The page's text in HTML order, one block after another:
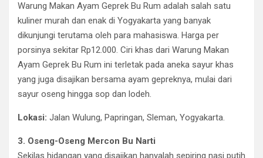
Warung Makan Ayam Geprek Bu Rum adalah salah satu
kuliner murah dan enak di Yogyakarta yang banyak
dikunjungi terutama oleh para mahasiswa. Harga per
porsinya sekitar Rp12.000. Ciri khas dari Warung Makan
Ayam Geprek Bu Rum ini terletak pada aneka sayur khas
yang juga disajikan bersama ayam gepreknya, mulai dari
sayur oseng hingga sop dan lodeh.
Lokasi: Jalan Wulung, Papringan, Sleman, Yogyakarta.
3. Oseng-Oseng Mercon Bu Narti
Sekilas hidangan yang disajikan hanyalah sepiring nasi putih